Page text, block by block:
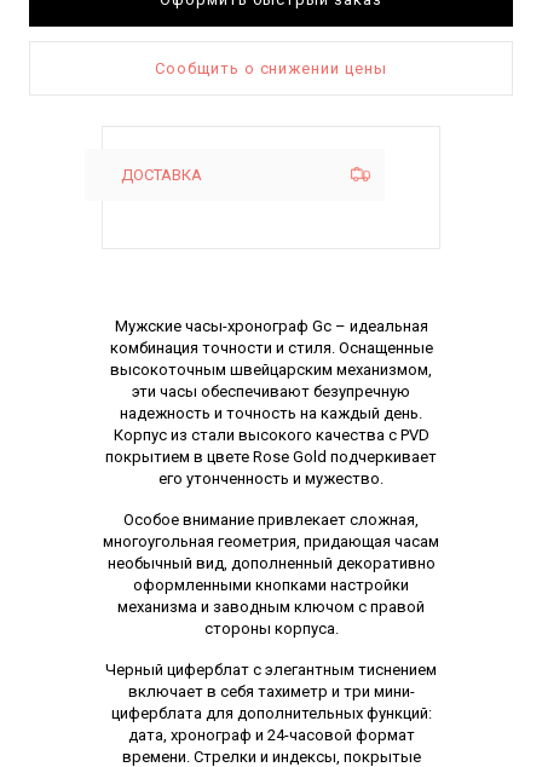
Сообщить о снижении цены
ДОСТАВКА
Описание
Мужские часы-хронограф Gc – идеальная
комбинация точности и стиля. Оснащенные
высокоточным швейцарским механизмом,
эти часы обеспечивают безупречную
надежность и точность на каждый день.
Корпус из стали высокого качества с PVD
покрытием в цвете Rose Gold подчеркивает
его утонченность и мужество.
Особое внимание привлекает сложная,
многоугольная геометрия, придающая часам
необычный вид, дополненный декоративно
оформленными кнопками настройки
механизма и заводным ключом с правой
стороны корпуса.
Черный циферблат с элегантным тиснением
включает в себя тахиметр и три мини-
циферблата для дополнительных функций:
дата, хронограф и 24-часовой формат
времени. Стрелки и индексы, покрытые